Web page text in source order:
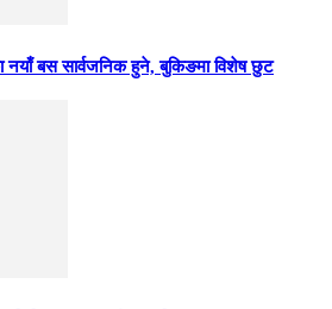
नयाँ बस सार्वजनिक हुने, बुकिङमा विशेष छुट